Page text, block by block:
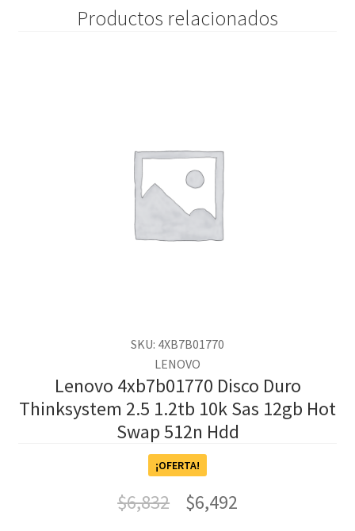
Productos relacionados
SKU: 4XB7B01770
LENOVO
Lenovo 4xb7b01770 Disco Duro
Thinksystem 2.5 1.2tb 10k Sas 12gb Hot
Swap 512n Hdd
¡OFERTA!
$6,832 $6,492